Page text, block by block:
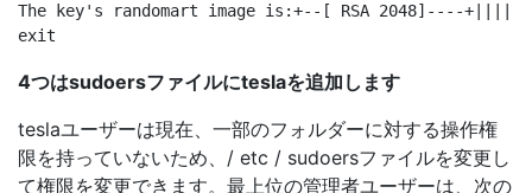
The key's randomart image is:+--[ RSA 2048]----
4つはsudoersファイルにteslaを追加します
teslaユーザーは現在、一部のフォルダーに対する操作権
限を持っていないため、/ etc / sudoersファイルを変更し
て権限を変更できます。最上位の管理者ユーザーは、次の